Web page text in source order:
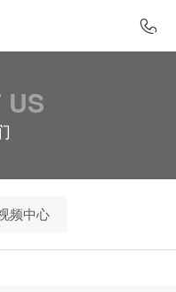
US
频中心